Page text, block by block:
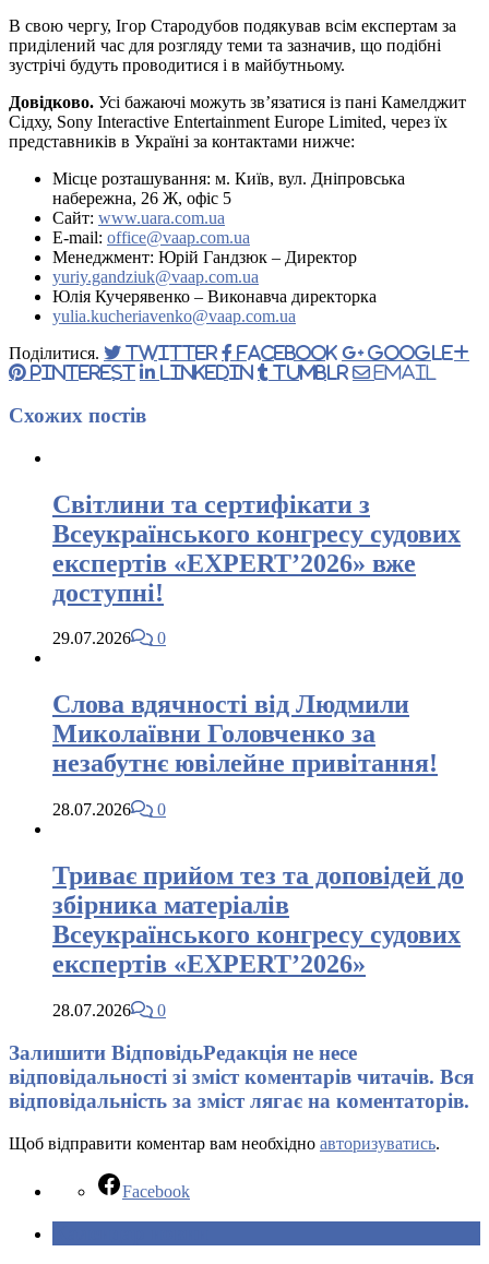
В свою чергу, Ігор Стародубов подякував всім експертам за
приділений час для розгляду теми та зазначив, що подібні
зустрічі будуть проводитися і в майбутньому.
Довідково. Усі бажаючі можуть зв’язатися із пані Камелджит
Сідху, Sony Interactive Entertainment Europe Limited, через їх
представників в Україні за контактами нижче:
Місце розташування: м. Київ, вул. Дніпровська
набережна, 26 Ж, офіс 5
Сайт: www.uara.com.ua
E-mail: office@vaap.com.ua
Менеджмент: Юрій Гандзюк – Директор
yuriy.gandziuk@vaap.com.ua
Юлія Кучерявенко – Виконавча директорка
yulia.kucheriavenko@vaap.com.ua
Поділитися.
Twitter Facebook
Google+
Pinterest
LinkedIn Tumblr Email
Схожих постів
Світлини та сертифікати з
Всеукраїнського конгресу судових
експертів «EXPERT’2026» вже
доступні!
29.07.2026 0
Слова вдячності від Людмили
Миколаївни Головченко за
незабутнє ювілейне привітання!
28.07.2026 0
Триває прийом тез та доповідей до
збірника матеріалів
Всеукраїнського конгресу судових
експертів «EXPERT’2026»
28.07.2026 0
Залишити ВідповідьРедакція не несе
відповідальності зі зміст коментарів читачів. Вся
відповідальність за зміст лягає на коментаторів.
Щоб відправити коментар вам необхідно авторизуватись.
Facebook